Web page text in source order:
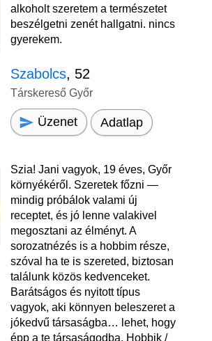
alkoholt szeretem a természetet
beszélgetni zenét hallgatni. nincs
gyerekem.
Szabolcs, 52
Társkereső Győr
Üzenet Adatlap
Szia! Jani vagyok, 19 éves, Győr
környékéről. Szeretek főzni —
mindig próbálok valami új
receptet, és jó lenne valakivel
megosztani az élményt. A
sorozatnézés is a hobbim része,
szóval ha te is szereted, biztosan
találunk közös kedvenceket.
Barátságos és nyitott típus
vagyok, aki könnyen beleszeret a
jókedvű társaságba… lehet, hogy
épp a te társaságodba. Hobbik /